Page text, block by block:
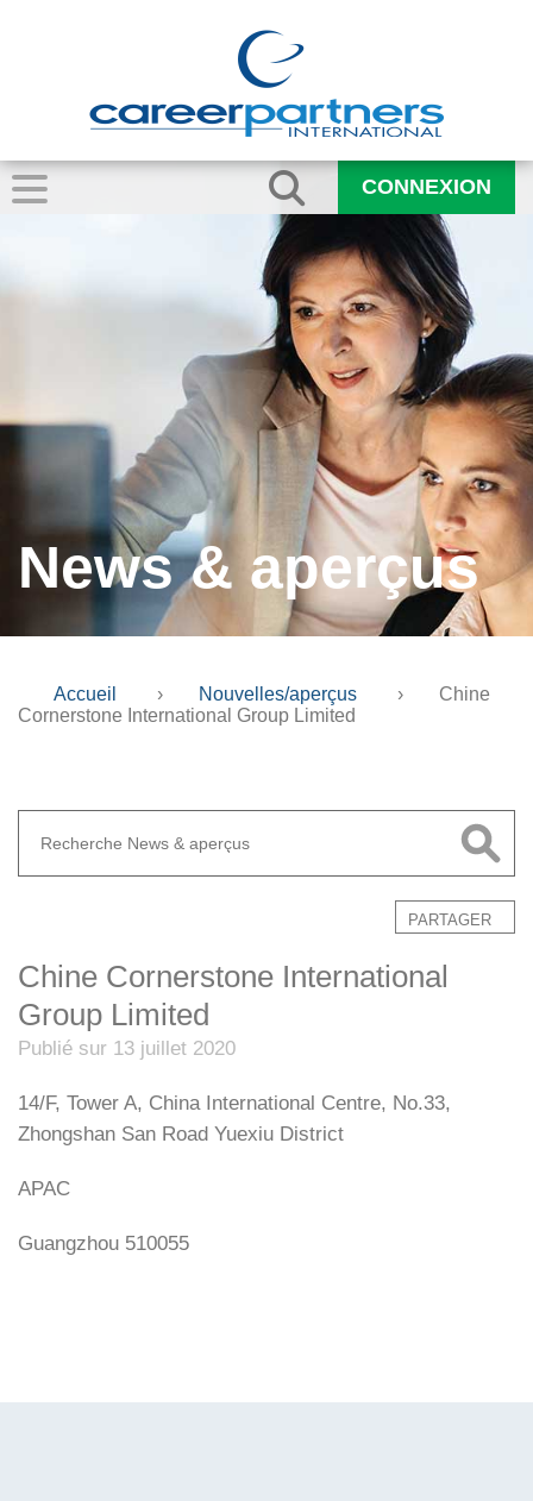
CONNEXION
News & aperçus
Accueil › Nouvelles/aperçus ›
Chine
Cornerstone International Group Limited
PARTAGER
Chine Cornerstone International
Group Limited
Publié sur 13 juillet 2020
14/F, Tower A, China International Centre, No.33,
Zhongshan San Road Yuexiu District
APAC
Guangzhou 510055